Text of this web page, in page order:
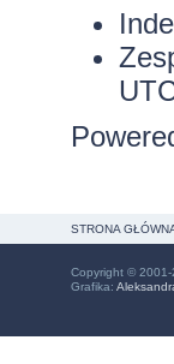
STRONA
Copyright © 2001-
Grafika: